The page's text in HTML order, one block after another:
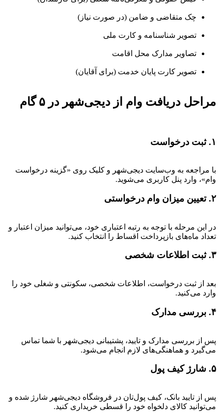
چک متقاضی و ضامن (در صورت نیاز)
تصویر شناسنامه و کارت ملی
تصاویر مدارک محل اقامت
تصویر کارت پایان خدمت (برای آقایان)
مراحل دریافت وام از دیجی‌شهر در ۵ گام
۱. ثبت درخواست
با مراجعه به وب‌سایت دیجی‌شهر و کلیک روی «گزینه درخواست
وام»، وارد پنل کاربری می‌شوید.
۲. تعیین میزان وام درخواستی
در این مرحله با توجه به رتبه اعتباری خود، می‌توانید میزان اعتبار و
تعداد ماه‌های بازپرداخت اقساط را انتخاب کنید.
۳. ثبت اطلاعات شخصی
بعد از ثبت درخواست، اطلاعات شخصی، سکونتی و شغلی خود را
وارد می‌کنید.
۴. بررسی مدارک
پس از بررسی مدارک و تایید، پشتیبانی دیجی‌شهر با شما تماس
می‌گیرد و هماهنگی‌های لازم انجام می‌شود.
۵. شارژ کیف پول
پس از تایید بانک، کیف پول‌تان در فروشگاه دیجی‌شهر شارژ شده و
می‌توانید کالای دلخواه خود را قسطی خریداری کنید.